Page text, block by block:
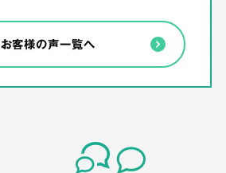
お客様の声一覧へ